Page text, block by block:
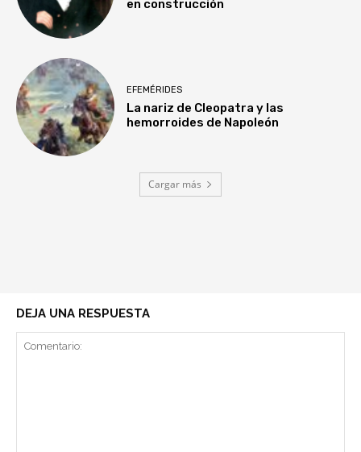
en construcción
EFEMÉRIDES
La nariz de Cleopatra y las
hemorroides de Napoleón
Cargar más
DEJA UNA RESPUESTA